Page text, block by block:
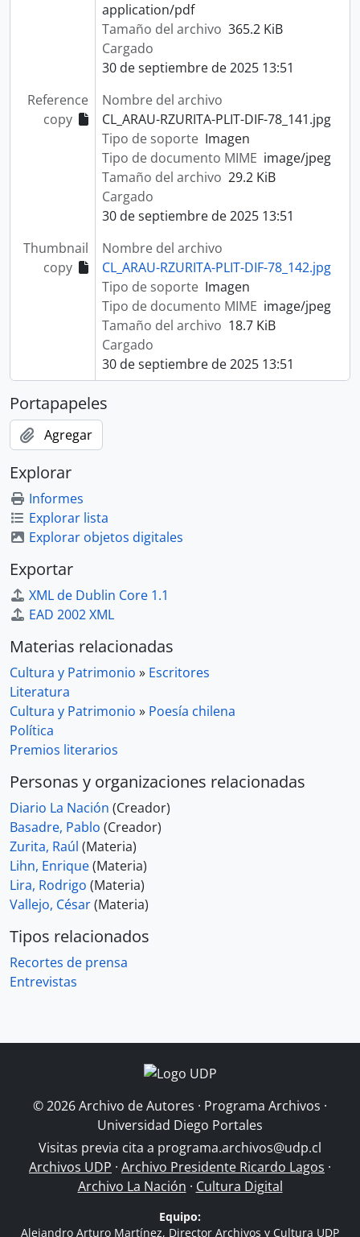
application/pdf
Tamaño del archivo 365.2 KiB
Cargado
30 de septiembre de 2025 13:51
Reference
copy
Nombre del archivo
CL_ARAU-RZURITA-PLIT-DIF-78_141.jpg
Tipo de soporte Imagen
Tipo de documento MIME image/jpeg
Tamaño del archivo 29.2 KiB
Cargado
30 de septiembre de 2025 13:51
Thumbnail
copy
Nombre del archivo
CL_ARAU-RZURITA-PLIT-DIF-78_142.jpg
Tipo de soporte Imagen
Tipo de documento MIME image/jpeg
Tamaño del archivo 18.7 KiB
Cargado
30 de septiembre de 2025 13:51
Portapapeles
Agregar
Explorar
Informes
Explorar lista
Explorar objetos digitales
Exportar
XML de Dublin Core 1.1
EAD 2002 XML
Materias relacionadas
Cultura y Patrimonio » Escritores
Literatura
Cultura y Patrimonio » Poesía chilena
Política
Premios literarios
Personas y organizaciones relacionadas
Diario La Nación (Creador)
Basadre, Pablo (Creador)
Zurita, Raúl (Materia)
Lihn, Enrique(Materia)
Lira, Rodrigo (Materia)
Vallejo, César(Materia)
Tipos relacionados
Recortes de prensa
Entrevistas
© 2026 Archivo de Autores · Programa Archivos ·
Universidad Diego Portales
Visitas previa cita a programa.archivos@udp.cl
Archivos UDP · Archivo Presidente Ricardo Lagos ·
Archivo La Nación · Cultura Digital
Equipo:
Alejandro Arturo Martínez, Director Archivos y Cultura UDP